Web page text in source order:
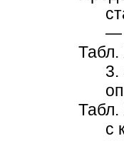
—
3.
Табл.
с